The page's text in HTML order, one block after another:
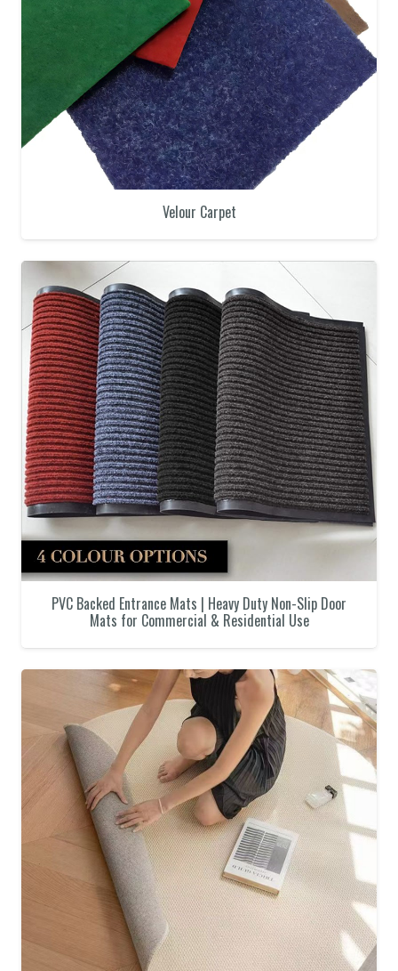
Velour Carpet
PVC Backed Entrance Mats | Heavy Duty Non-Slip Door
Mats for Commercial & Residential Use